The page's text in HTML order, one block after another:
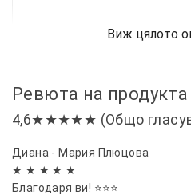
Ревюта на продукта
4,6★★★★★ (Общо
Диана - Мария Плюцова
★ ★ ★ ★ ★
Благодаря ви! ⭐⭐⭐